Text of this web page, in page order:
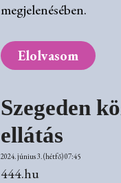
megjelenésében.
Elolvasom
Szegeden
ellátás
2024. június 3. (hétfő) 07:45
444.hu